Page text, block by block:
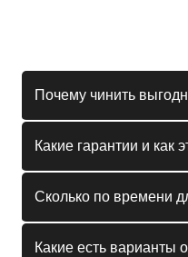
Почему чинить
Какие гарантии и как
Сколько по времени
Какие есть варианты